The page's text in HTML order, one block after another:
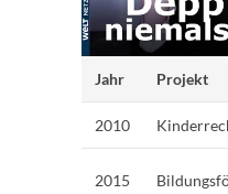
Jahr Projekt
2010
2015